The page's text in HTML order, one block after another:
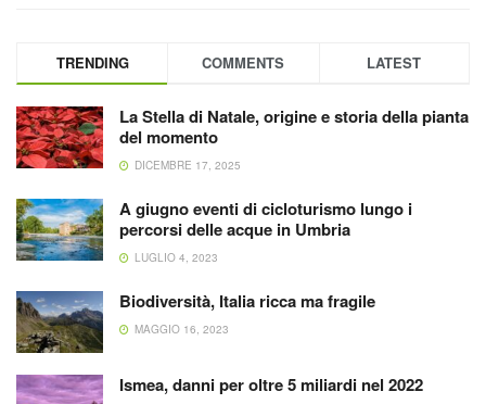
TRENDING COMMENTS LATEST
La Stella di Natale, origine e storia della pianta
del momento
DICEMBRE 17, 2025
A giugno eventi di cicloturismo lungo i
percorsi delle acque in Umbria
LUGLIO 4, 2023
Biodiversità, Italia ricca ma fragile
MAGGIO 16, 2023
Ismea, danni per oltre 5 miliardi nel 2022